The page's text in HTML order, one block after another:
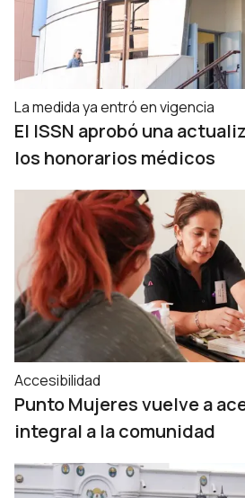
La medida ya entró en vigencia
El ISSN aprobó una
los honorarios médicos
Accesibilidad
Punto Mujeres vuelve a
integral a la comunidad